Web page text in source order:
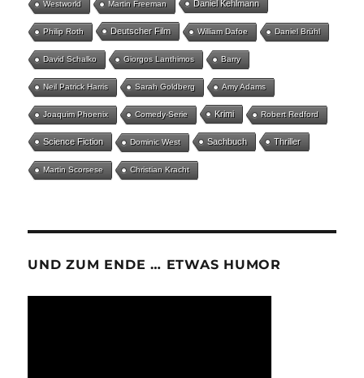
Westworld Martin Freeman Daniel Kehlmann
Philip Roth Deutscher Film William Dafoe Daniel Brühl
David Schalko Giorgos Lanthimos Barry
Neil Patrick Harris Sarah Goldberg Amy Adams
Joaquim Phoenix Comedy-Serie Krimi Robert Redford
Science Fiction Dominic West Sachbuch Thriller
Martin Scorsese Christian Kracht
UND ZUM ENDE … ETWAS HUMOR